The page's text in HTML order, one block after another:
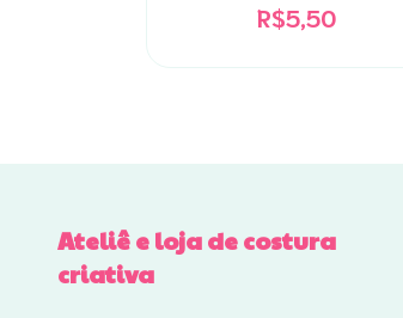
R$5,50
Ateliê e loja de costura
criativa